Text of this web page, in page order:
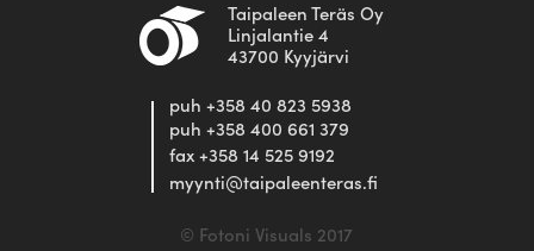
Taipaleen Teräs Oy
Linjalantie 4
43700 Kyyjärvi
puh +358 40 823 5938
puh +358 400 661 379
fax +358 14 525 9192
myynti@taipaleenteras.fi
© Fotoni Visuals 2017